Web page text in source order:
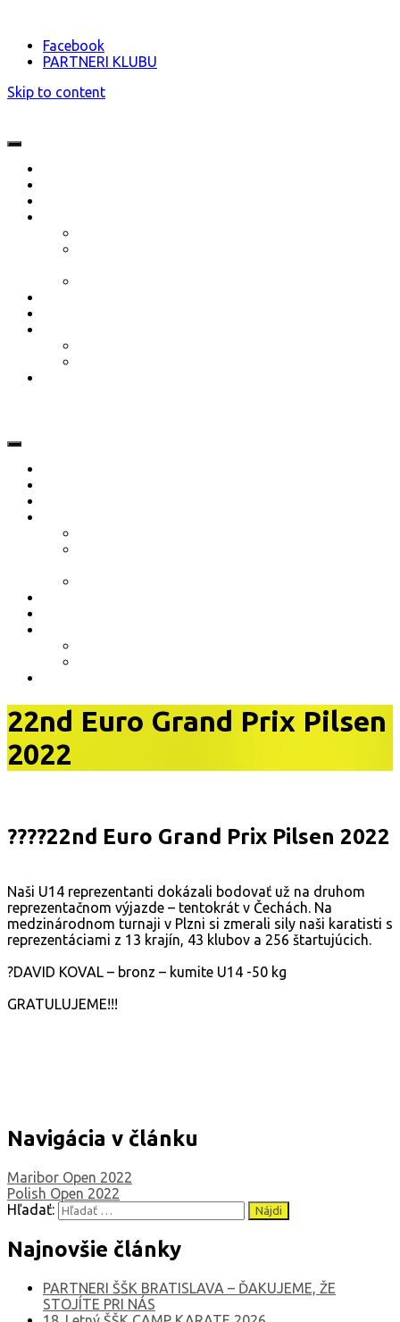
Facebook
PARTNERI KLUBU
Skip to content
22nd Euro Grand Prix Pilsen
2022
????22nd Euro Grand Prix Pilsen 2022
Naši U14 reprezentanti dokázali bodovať už na druhom
reprezentačnom výjazde – tentokrát v Čechách. Na
medzinárodnom turnaji v Plzni si zmerali sily naši karatisti s
reprezentáciami z 13 krajín, 43 klubov a 256 štartujúcich.
?DAVID KOVAL – bronz – kumite U14 -50 kg
GRATULUJEME!!!
Navigácia v článku
Maribor Open 2022
Polish Open 2022
Hľadať:
Najnovšie články
PARTNERI ŠŠK BRATISLAVA – ĎAKUJEME, ŽE
STOJÍTE PRI NÁS